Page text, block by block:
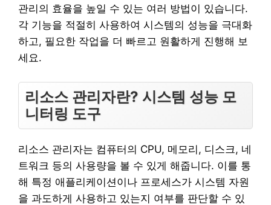
관리의 효율을 높일 수 있는 여러 방법이 있습니다.
각 기능을 적절히 사용하여 시스템의 성능을 극대화
하고, 필요한 작업을 더 빠르고 원활하게 진행해 보
세요.
리소스 관리자란? 시스템 성능 모
니터링 도구
리소스 관리자는 컴퓨터의 CPU, 메모리, 디스크, 네
트워크 등의 사용량을 볼 수 있게 해줍니다. 이를 통
해 특정 애플리케이션이나 프로세스가 시스템 자원
을 과도하게 사용하고 있는지 여부를 판단할 수 있